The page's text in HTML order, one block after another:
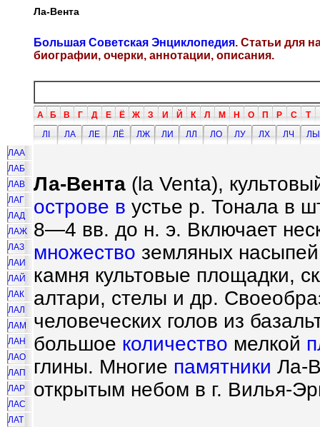
Ла-Вента
Большая Советская Энциклопедия. Статьи для
биографии, очерки, аннотации, описания.
А Б В Г Д Е Ё Ж З И Й К Л М Н О П Р С Т
ЛI
ЛА ЛЕ ЛЁ ЛЖ ЛИ ЛЛ ЛО ЛУ ЛХ ЛЧ
ЛЫ
ЛАА
ЛАБ
ЛАВ
ЛАГ
ЛАД
ЛАЖ
ЛАЗ
ЛАИ
ЛАЙ
ЛАК
ЛАЛ
ЛАМ
ЛАН
ЛАО
ЛАП
ЛАР
ЛАС
ЛАТ
Ла-Вента (la Venta),
острове в устье р. Тонала в
8—4 вв. до н. э. Включает
множество земляных
камня культовые площадки,
алтари, стелы и др.
человеческих голов из
большое количество мелкой
глины. Многие памятники Ла-
открытым небом в г. Вилья-